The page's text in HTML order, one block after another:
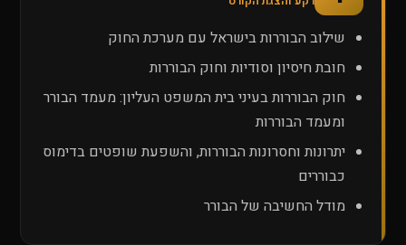
שילוב הבוררות בישראל עם מערכת החוק
חובת חיסיון וסודיות וחוק הבוררות
חוק הבוררות בעיני בית המשפט העליון: מעמד הבורר
ומעמד הבוררות
יתרונות וחסרונות הבוררות, והשפעת שופטים בדימוס
כבוררים
מודל החשיבה של הבורר